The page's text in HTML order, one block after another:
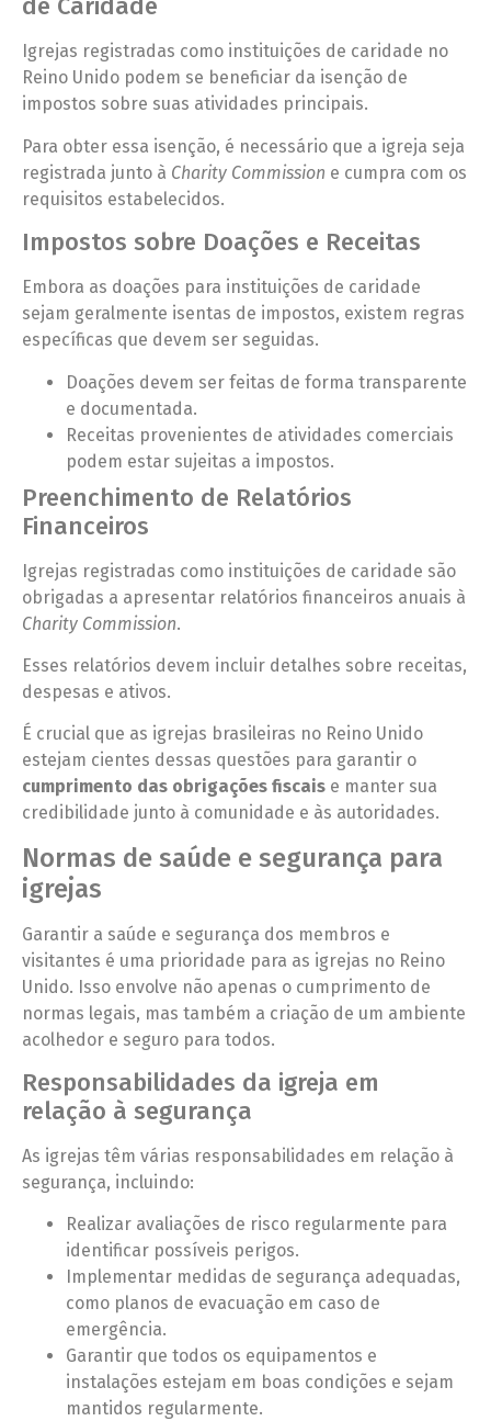
de Caridade
Igrejas registradas como instituições de caridade no
Reino Unido podem se beneficiar da isenção de
impostos sobre suas atividades principais.
Para obter essa isenção, é necessário que a igreja seja
registrada junto à Charity Commission e cumpra com os
requisitos estabelecidos.
Impostos sobre Doações e Receitas
Embora as doações para instituições de caridade
sejam geralmente isentas de impostos, existem regras
específicas que devem ser seguidas.
Doações devem ser feitas de forma transparente
e documentada.
Receitas provenientes de atividades comerciais
podem estar sujeitas a impostos.
Preenchimento de Relatórios
Financeiros
Igrejas registradas como instituições de caridade são
obrigadas a apresentar relatórios financeiros anuais à
Charity Commission.
Esses relatórios devem incluir detalhes sobre receitas,
despesas e ativos.
É crucial que as igrejas brasileiras no Reino Unido
estejam cientes dessas questões para garantir o
cumprimento das obrigações fiscais e manter sua
credibilidade junto à comunidade e às autoridades.
Normas de saúde e segurança para
igrejas
Garantir a saúde e segurança dos membros e
visitantes é uma prioridade para as igrejas no Reino
Unido. Isso envolve não apenas o cumprimento de
normas legais, mas também a criação de um ambiente
acolhedor e seguro para todos.
Responsabilidades da igreja em
relação à segurança
As igrejas têm várias responsabilidades em relação à
segurança, incluindo:
Realizar avaliações de risco regularmente para
identificar possíveis perigos.
Implementar medidas de segurança adequadas,
como planos de evacuação em caso de
emergência.
Garantir que todos os equipamentos e
instalações estejam em boas condições e sejam
mantidos regularmente.